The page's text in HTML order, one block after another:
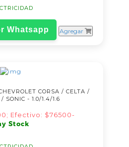
Whatsapp Agregar
CORSA / CELTA /
SONIC - 1.0/1.4/1.6
Efectivo: $76500-
Stock